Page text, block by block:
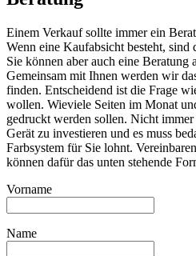
Einem Verkauf sollte immer ein
Wenn eine Kaufabsicht besteht, sind
Sie können aber auch eine Beratung
Gemeinsam mit Ihnen werden wir
finden. Entscheidend ist die Frage
wollen. Wieviele Seiten im Monat
gedruckt werden sollen. Nicht
Gerät zu investieren und es muss
Farbsystem für Sie lohnt.
können dafür das unten stehende
Vorname
Name